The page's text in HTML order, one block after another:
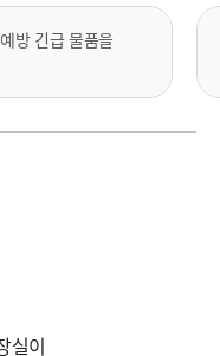
방 긴급 물품을
실이